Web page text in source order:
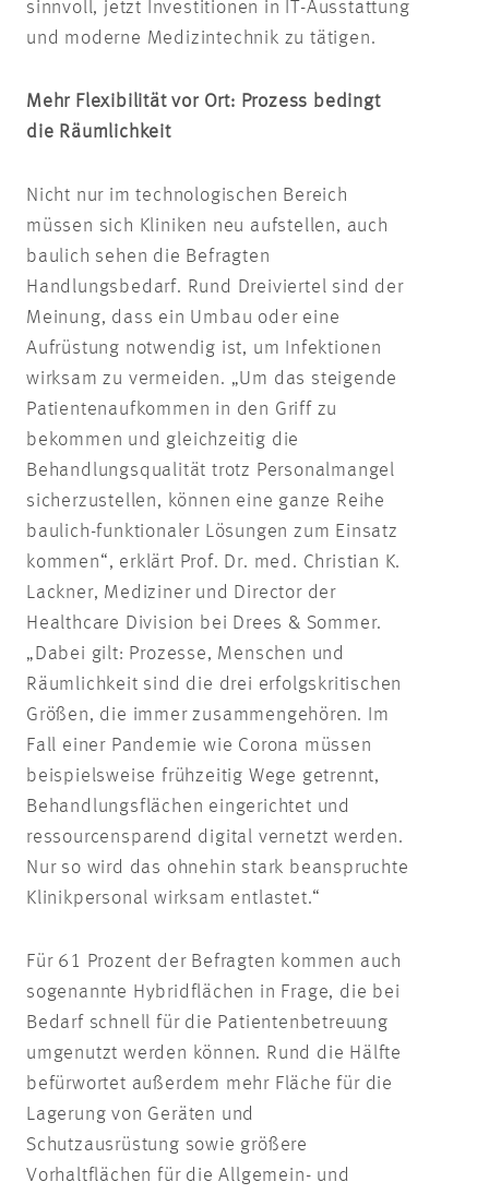
sinnvoll, jetzt Investitionen in IT-Ausstattung
und moderne Medizintechnik zu tätigen.
Mehr Flexibilität vor Ort: Prozess bedingt
die Räumlichkeit
Nicht nur im technologischen Bereich
müssen sich Kliniken neu aufstellen, auch
baulich sehen die Befragten
Handlungsbedarf. Rund Dreiviertel sind der
Meinung, dass ein Umbau oder eine
Aufrüstung notwendig ist, um Infektionen
wirksam zu vermeiden. „Um das steigende
Patientenaufkommen in den Griff zu
bekommen und gleichzeitig die
Behandlungsqualität trotz Personalmangel
sicherzustellen, können eine ganze Reihe
baulich-funktionaler Lösungen zum Einsatz
kommen“, erklärt Prof. Dr. med. Christian K.
Lackner, Mediziner und Director der
Healthcare Division bei Drees & Sommer.
„Dabei gilt: Prozesse, Menschen und
Räumlichkeit sind die drei erfolgskritischen
Größen, die immer zusammengehören. Im
Fall einer Pandemie wie Corona müssen
beispielsweise frühzeitig Wege getrennt,
Behandlungsflächen eingerichtet und
ressourcensparend digital vernetzt werden.
Nur so wird das ohnehin stark beanspruchte
Klinikpersonal wirksam entlastet.“
Für 61 Prozent der Befragten kommen auch
sogenannte Hybridflächen in Frage, die bei
Bedarf schnell für die Patientenbetreuung
umgenutzt werden können. Rund die Hälfte
befürwortet außerdem mehr Fläche für die
Lagerung von Geräten und
Schutzausrüstung sowie größere
Vorhaltflächen für die Allgemein- und